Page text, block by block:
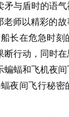
矛与盾时的语
师以精彩的
长在危急时刻
行动，同时
蝠和飞机夜间
夜间飞行秘密